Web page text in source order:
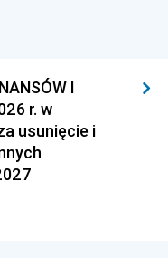
I
r. w
usunięcie i